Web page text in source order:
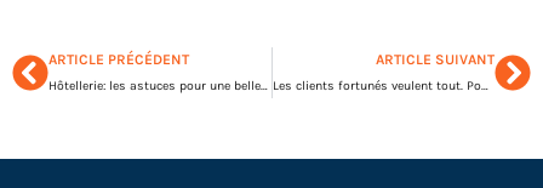
ARTICLE PRÉCÉDENT
Hôtellerie: les astuces pour une belle salle de bain
ARTICLE SUIVANT
Les clients fortunés veulent tout. Pouvez-vous les satisfaire ?